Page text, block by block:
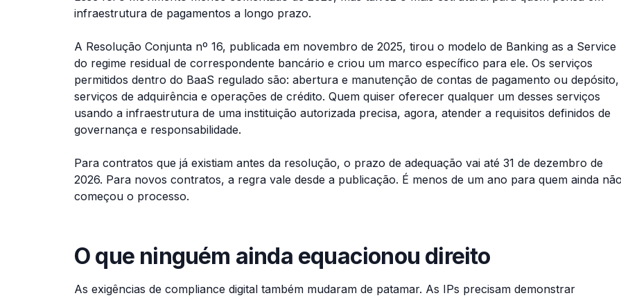
infraestrutura de pagamentos a longo prazo.
A Resolução Conjunta nº 16, publicada em novembro de 2025, tirou o modelo de Banking as a Service
do regime residual de correspondente bancário e criou um marco específico para ele. Os serviços
permitidos dentro do BaaS regulado são: abertura e manutenção de contas de pagamento ou depósito,
serviços de adquirência e operações de crédito. Quem quiser oferecer qualquer um desses serviços
usando a infraestrutura de uma instituição autorizada precisa, agora, atender a requisitos definidos de
governança e responsabilidade.
Para contratos que já existiam antes da resolução, o prazo de adequação vai até 31 de dezembro de
2026. Para novos contratos, a regra vale desde a publicação. É menos de um ano para quem ainda
começou o processo.
O que ninguém ainda equacionou direito
As exigências de compliance digital também mudaram de patamar. As IPs precisam demonstrar